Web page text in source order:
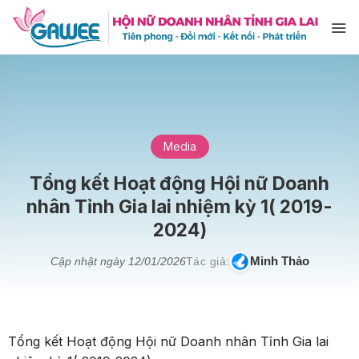
qua
Media
Tổng kết Hoạt động Hội nữ Doanh
nhân Tỉnh Gia lai nhiệm kỳ 1( 2019-
2024)
Cập nhật ngày 12/01/2026Tác giả: Minh Thảo
Tổng kết Hoạt động Hội nữ Doanh nhân Tỉnh Gia lai